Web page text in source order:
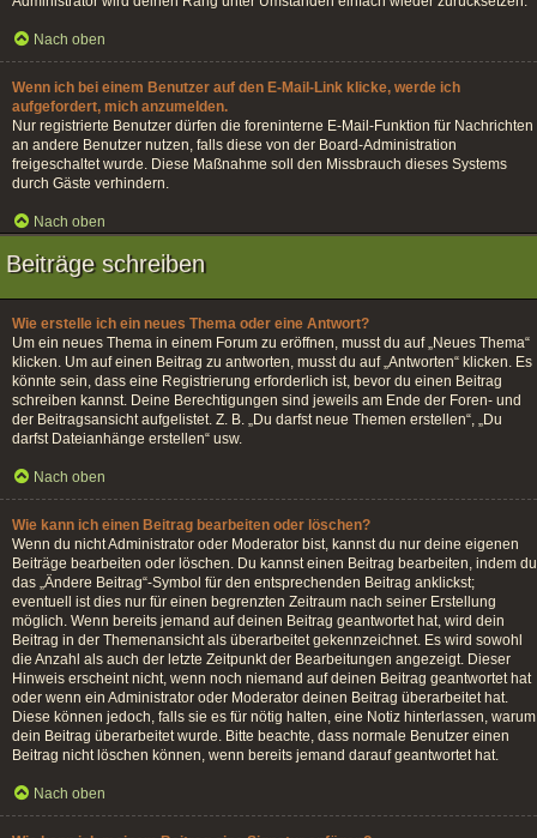
Nach oben
Wenn ich bei einem Benutzer auf den E-Mail-Link klicke, werde ich
aufgefordert, mich anzumelden.
Nur registrierte Benutzer dürfen die foreninterne E-Mail-Funktion für Nachrichten
an andere Benutzer nutzen, falls diese von der Board-Administration
freigeschaltet wurde. Diese Maßnahme soll den Missbrauch dieses Systems
durch Gäste verhindern.
Nach oben
Beiträge schreiben
Wie erstelle ich ein neues Thema oder eine Antwort?
Um ein neues Thema in einem Forum zu eröffnen, musst du auf „Neues Thema“
klicken. Um auf einen Beitrag zu antworten, musst du auf „Antworten“ klicken. Es
könnte sein, dass eine Registrierung erforderlich ist, bevor du einen Beitrag
schreiben kannst. Deine Berechtigungen sind jeweils am Ende der Foren- und
der Beitragsansicht aufgelistet. Z. B. „Du darfst neue Themen erstellen“, „Du
darfst Dateianhänge erstellen“ usw.
Nach oben
Wie kann ich einen Beitrag bearbeiten oder löschen?
Wenn du nicht Administrator oder Moderator bist, kannst du nur deine eigenen
Beiträge bearbeiten oder löschen. Du kannst einen Beitrag bearbeiten, indem du
das „Ändere Beitrag“-Symbol für den entsprechenden Beitrag anklickst;
eventuell ist dies nur für einen begrenzten Zeitraum nach seiner Erstellung
möglich. Wenn bereits jemand auf deinen Beitrag geantwortet hat, wird dein
Beitrag in der Themenansicht als überarbeitet gekennzeichnet. Es wird sowohl
die Anzahl als auch der letzte Zeitpunkt der Bearbeitungen angezeigt. Dieser
Hinweis erscheint nicht, wenn noch niemand auf deinen Beitrag geantwortet hat
oder wenn ein Administrator oder Moderator deinen Beitrag überarbeitet hat.
Diese können jedoch, falls sie es für nötig halten, eine Notiz hinterlassen, warum
dein Beitrag überarbeitet wurde. Bitte beachte, dass normale Benutzer einen
Beitrag nicht löschen können, wenn bereits jemand darauf geantwortet hat.
Nach oben